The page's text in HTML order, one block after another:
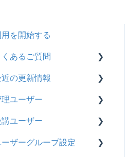
を開始する
くあるご質問
契約
トライアル
カスタマイズ
インターネット・セキュリ
の更新情報
2026年8月アップデート
2026年2月アップデート
2025年10月アップデート
ユーザー
管理ユーザーの統合につい
ユーザー
基本操作
ザーグループ設定